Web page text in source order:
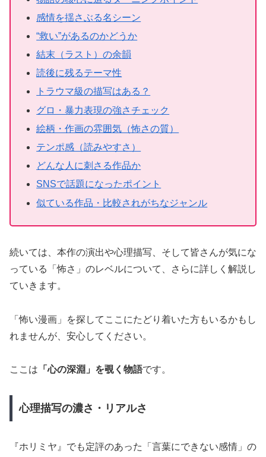
感情を揺さぶる名シーン
“救い”があるのかどうか
結末（ラスト）の余韻
読後に残るテーマ性
トラウマ級の描写はある？
グロ・暴力表現の強さチェック
絵柄・作画の雰囲気（怖さの質）
テンポ感（読みやすさ）
どんな人に刺さる作品か
SNSで話題になったポイント
似ている作品・比較されがちなジャンル
続いては、本作の演出や心理描写、そして皆さんが気にな
っている「怖さ」のレベルについて、さらに詳しく解説し
ていきます。
「怖い漫画」を探してここにたどり着いた方もいるかもし
れませんが、安心してください。
ここは 「心の深淵」を覗く物語です。
心理描写の濃さ・リアルさ
『ホリミヤ』でも定評のあった「言葉にできない感情」の